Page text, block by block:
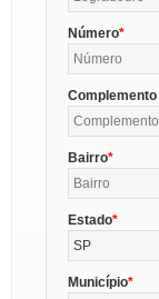
Número
Complemento
Bairro
Estado
SP
Município